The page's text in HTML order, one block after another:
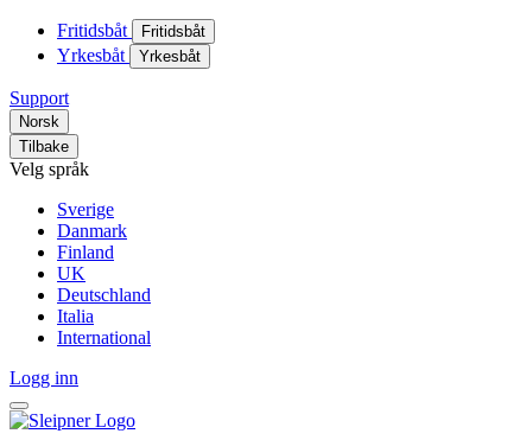
Fritidsbåt Fritidsbåt
Yrkesbåt Yrkesbåt
Support
Norsk
Tilbake
Velg språk
Sverige
Danmark
Finland
UK
Deutschland
Italia
International
Logg inn